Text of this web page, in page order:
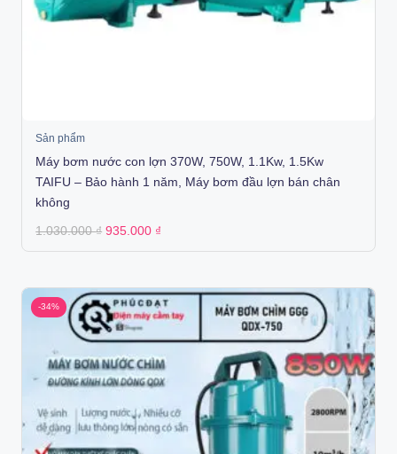
Sản phẩm
Máy bơm nước con lợn 370W, 750W, 1.1Kw, 1.5Kw
TAIFU – Bảo hành 1 năm, Máy bơm đầu lợn bán chân
không
1.030.000₫ Original
was:
935.000 ₫
is:
-34%